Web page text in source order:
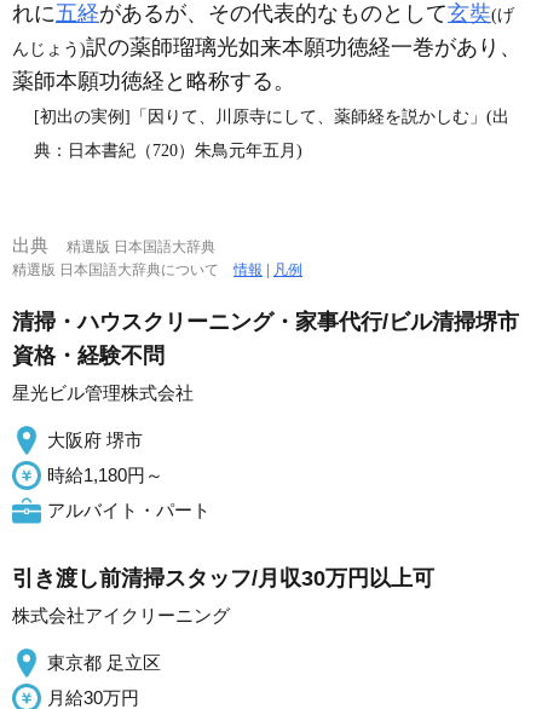
れに五経があるが、その代表的なものとして玄奘(げ
んじょう)訳の薬師瑠璃光如来本願功徳経一巻があり、
薬師本願功徳経と略称する。
[初出の実例]「因りて、川原寺にして、薬師経を説かしむ」(出
典：日本書紀（720）朱鳥元年五月)
出典
精選版 日本国語大辞典
精選版 日本国語大辞典について情報 凡例
清掃・ハウスクリーニング・家事代行/ビル清掃堺市
資格・経験不問
星光ビル管理株式会社
大阪府 堺市
時給1,180円～
アルバイト・パート
引き渡し前清掃スタッフ/月収30万円以上可
株式会社アイクリーニング
東京都 足立区
月給30万円